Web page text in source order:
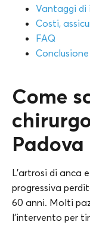
Vantaggi di
Costi,
FAQ
Conclusione
Come
Padova
L’artrosi di anca
progressiva
60 anni. Molti
l’intervento per